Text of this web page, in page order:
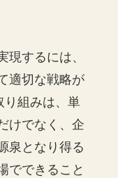
現するには、
適切な戦略が
り組みは、単
けでなく、企
泉となり得る
でできること